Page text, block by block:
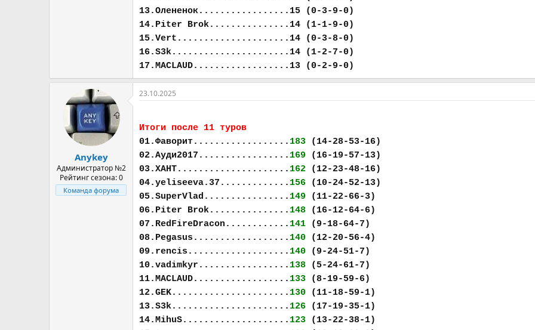
13.Олененок.................15 (0-3-9-0)
14.Piter Brok...............14 (1-1-9-0)
15.Vert.....................14 (0-3-8-0)
16.S3k......................14 (1-2-7-0)
17.MACLAUD..................13 (0-2-9-0)
Anykey
Администратор №2
Рейтинг сезона: 0
Команда форума
23.10.2025
Итоги после 11 туров
01.Фаворит.................. 183 (14-28-53-16)
02.Ауди2017................. 169 (16-19-57-13)
03.ХАНТ..................... 162 (12-23-48-16)
04.yeliseeva.37............. 156 (10-24-52-13)
05.SuperVlad................ 149 (11-22-66-3)
06.Piter Brok............... 148 (16-12-64-6)
07.RedFireDracon............ 141 (9-18-64-7)
08.Pegasus.................. 140 (12-20-56-4)
09.rencis................... 140 (9-24-51-7)
10.vadimkyr................. 138 (5-24-61-7)
11.MACLAUD.................. 133 (8-19-59-6)
12.GEK...................... 130 (11-18-59-1)
13.S3k...................... 126 (17-19-35-1)
14.MihuS.................... 123 (13-22-38-1)